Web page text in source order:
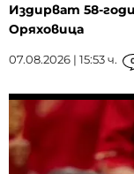
Издирват 58-
Оряховица
07.08.2026 | 15:53 ч.